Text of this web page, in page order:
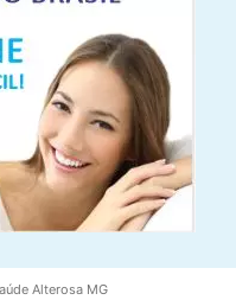
Alterosa MG